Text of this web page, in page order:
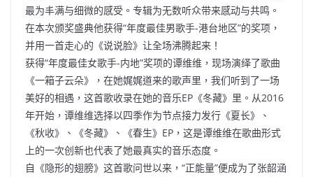
最为丰满与细微的感受。专辑为无数听众带来感动与共鸣。
在本次颁奖盛典他获得“年度最佳男歌手-港台地区”的奖项，
并用一首走心的《说说脸》让全场沸腾起来！
获得“年度最佳女歌手-内地”奖项的谭维维，现场演绎了歌曲
《一箱子云朵》，在她娓娓道来的歌声里，我们听到了一场
美好的相遇，这首歌收录在她的音乐EP《冬藏》里。从2016
年开始，谭维维选择以四季作为节点接力发行《夏长》、
《秋收》、《冬藏》、《春生》EP，这是谭维维在歌曲形式
上的一次创新也代表了她最真实的音乐态度。
自《隐形的翅膀》这首歌问世以来，“正能量”便成为了张韶涵